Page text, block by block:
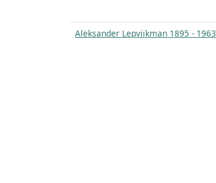
Aleksander Lepviikman 1895 - 1963